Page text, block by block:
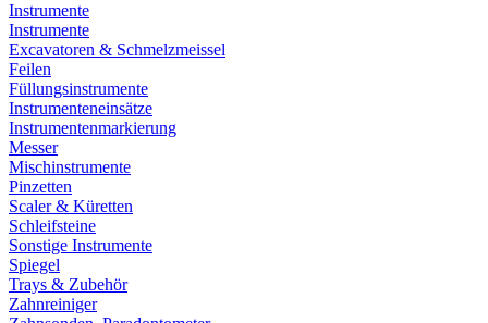
Instrumente
Instrumente
Excavatoren & Schmelzmeissel
Feilen
Füllungsinstrumente
Instrumenteneinsätze
Instrumentenmarkierung
Messer
Mischinstrumente
Pinzetten
Scaler & Küretten
Schleifsteine
Sonstige Instrumente
Spiegel
Trays & Zubehör
Zahnreiniger